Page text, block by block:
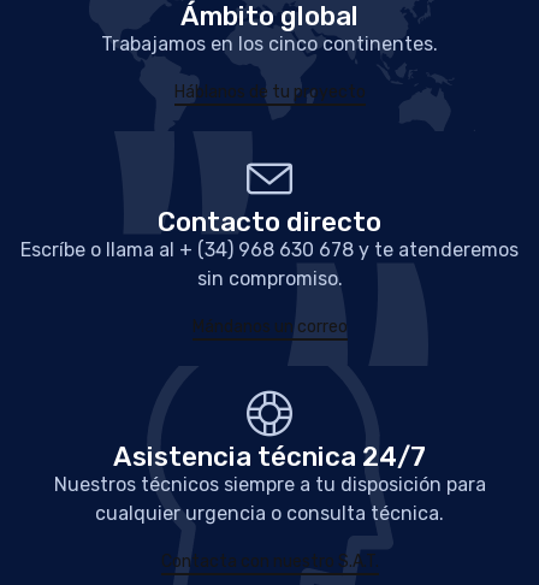
Ámbito global
Trabajamos en los cinco continentes.
Háblanos de tu proyecto
Contacto directo
Escríbe o llama al + (34) 968 630 678 y te atenderemos
sin compromiso.
Mándanos un correo
Asistencia técnica 24/7
Nuestros técnicos siempre a tu disposición para
cualquier urgencia o consulta técnica.
Contacta con nuestro S.A.T.